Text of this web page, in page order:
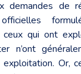
demandes de
officielles
ceux qui ont
n’ont
exploitation. Or,